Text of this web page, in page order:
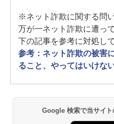
※ネット詐欺に関する問
万が一ネット詐欺に遭っ
下の記事を参考に対処し
参考：ネット詐欺の被害
ること、やってはいけな
Google 検索で当サイ